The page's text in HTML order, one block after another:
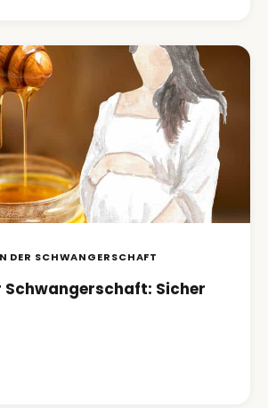
DER SCHWANGERSCHAFT
Schwangerschaft: Sicher